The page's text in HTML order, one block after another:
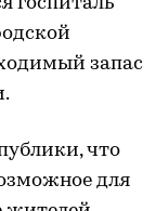
запас
что
для